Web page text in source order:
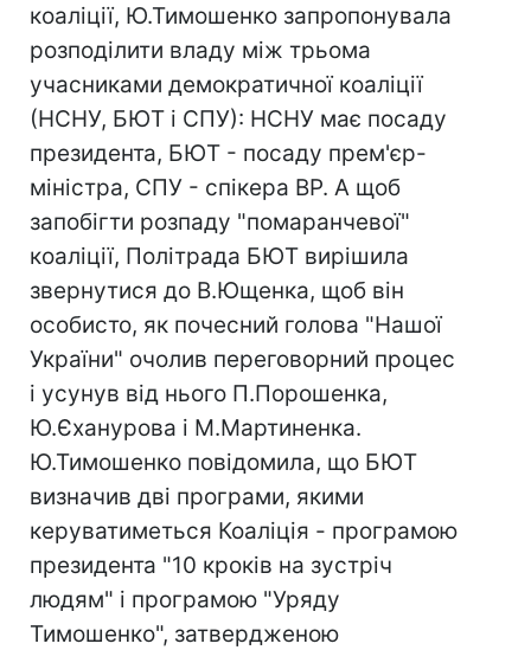
коаліції, Ю.Тимошенко запропонувала
розподілити владу між трьома
учасниками демократичної коаліції
(НСНУ, БЮТ і СПУ): НСНУ має посаду
президента, БЮТ - посаду прем'єр-
міністра, СПУ - спікера ВР. А щоб
запобігти розпаду "помаранчевої"
коаліції, Політрада БЮТ вирішила
звернутися до В.Ющенка, щоб він
особисто, як почесний голова "Нашої
України" очолив переговорний процес
і усунув від нього П.Порошенка,
Ю.Єханурова і М.Мартиненка.
Ю.Тимошенко повідомила, що БЮТ
визначив дві програми, якими
керуватиметься Коаліція - програмою
президента "10 кроків на зустріч
людям" і програмою "Уряду
Тимошенко", затвердженою